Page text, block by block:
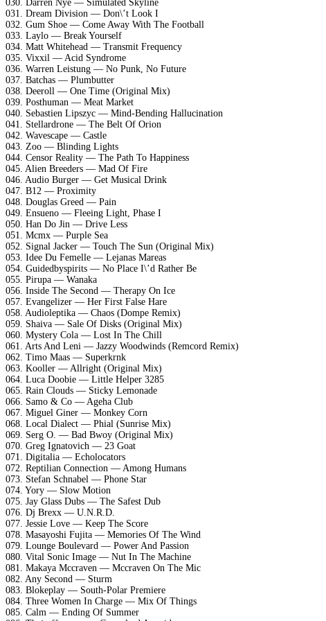
030. Darren Nye — Simulated Skyline
031. Dream Division — Don\’t Look I
032. Gum Shoe — Come Away With The Football
033. Laylo — Break Yourself
034. Matt Whitehead — Transmit Frequency
035. Vixxil — Acid Syndrome
036. Warren Leistung — No Punk, No Future
037. Batchas — Plumbutter
038. Deeroll — One Time (Original Mix)
039. Posthuman — Meat Market
040. Sebastien Lipszyc — Mind-Bending Hallucination
041. Stellardrone — The Belt Of Orion
042. Wavescape — Castle
043. Zoo — Blinding Lights
044. Censor Reality — The Path To Happiness
045. Alien Breeders — Mad Of Fire
046. Audio Burger — Get Musical Drink
047. B12 — Proximity
048. Douglas Greed — Pain
049. Ensueno — Fleeing Light, Phase I
050. Han Do Jin — Drive Less
051. Mcmx — Purple Sea
052. Signal Jacker — Touch The Sun (Original Mix)
053. Idee Du Femelle — Lejanas Mareas
054. Guidedbyspirits — No Place I\’d Rather Be
055. Pirupa — Wanaka
056. Inside The Second — Therapy On Ice
057. Evangelizer — Her First False Hare
058. Audioleptika — Chaos (Dompe Remix)
059. Shaiva — Sale Of Disks (Original Mix)
060. Mystery Cola — Lost In The Chill
061. Arts And Leni — Jazzy Woodwinds (Remcord Remix)
062. Timo Maas — Superkrnk
063. Kooller — Allright (Original Mix)
064. Luca Doobie — Little Helper 3285
065. Rain Clouds — Sticky Lemonade
066. Samo & Co — Ageha Club
067. Miguel Giner — Monkey Corn
068. Local Dialect — Phial (Sunrise Mix)
069. Serg O. — Bad Bwoy (Original Mix)
070. Greg Ignatovich — 23 Goat
071. Digitalia — Echolocators
072. Reptilian Connection — Among Humans
073. Stefan Schnabel — Phone Star
074. Yory — Slow Motion
075. Jay Glass Dubs — The Safest Dub
076. Dj Brexx — U.N.R.D.
077. Jessie Love — Keep The Score
078. Masayoshi Fujita — Memories Of The Wind
079. Lounge Boulevard — Power And Passion
080. Vital Sonic Image — Nut In The Machine
081. Makaya Mccraven — Mccraven On The Mic
082. Any Second — Sturm
083. Blokeplay — South-Polar Premiere
084. Three Women In Charge — Mix Of Things
085. Calm — Ending Of Summer